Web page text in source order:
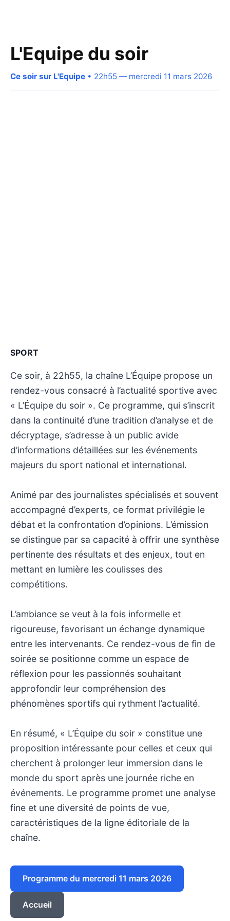
L'Equipe du soir
Ce soir sur L'Equipe • 22h55 — mercredi 11 mars 2026
SPORT
Ce soir, à 22h55, la chaîne L’Équipe propose un
rendez-vous consacré à l’actualité sportive avec
« L’Équipe du soir ». Ce programme, qui s’inscrit
dans la continuité d’une tradition d’analyse et de
décryptage, s’adresse à un public avide
d’informations détaillées sur les événements
majeurs du sport national et international.
Animé par des journalistes spécialisés et souvent
accompagné d’experts, ce format privilégie le
débat et la confrontation d’opinions. L’émission
se distingue par sa capacité à offrir une synthèse
pertinente des résultats et des enjeux, tout en
mettant en lumière les coulisses des
compétitions.
L’ambiance se veut à la fois informelle et
rigoureuse, favorisant un échange dynamique
entre les intervenants. Ce rendez-vous de fin de
soirée se positionne comme un espace de
réflexion pour les passionnés souhaitant
approfondir leur compréhension des
phénomènes sportifs qui rythment l’actualité.
En résumé, « L’Équipe du soir » constitue une
proposition intéressante pour celles et ceux qui
cherchent à prolonger leur immersion dans le
monde du sport après une journée riche en
événements. Le programme promet une analyse
fine et une diversité de points de vue,
caractéristiques de la ligne éditoriale de la
chaîne.
Programme du mercredi 11 mars 2026
Accueil